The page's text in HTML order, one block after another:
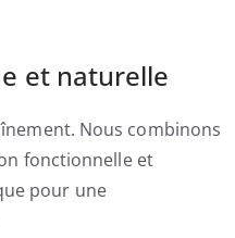
et naturelle
Nous combinons
fonctionnelle et
pour une